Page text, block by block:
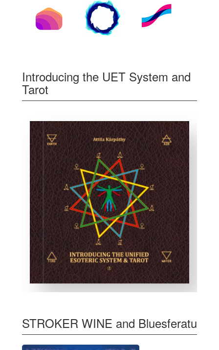
Introducing the UET System and
Tarot
STROKER WINE and Bluesferatu